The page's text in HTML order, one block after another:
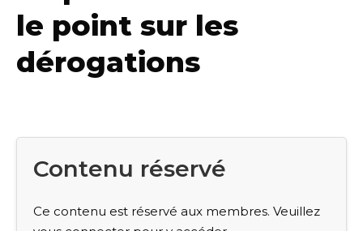
le point sur les
dérogations
Contenu réservé
Ce contenu est réservé aux membres. Veuillez